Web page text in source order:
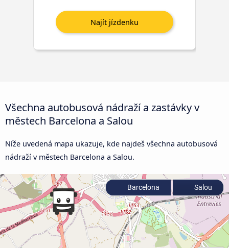
Všechna autobusová nádraží a zastávky v
městech Barcelona a Salou
Níže uvedená mapa ukazuje, kde najdeš všechna autobusová
nádraží v městech Barcelona a Salou.
Barcelona Salou